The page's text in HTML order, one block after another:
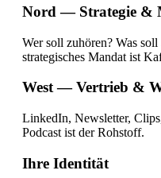
Nord — Strategie &
Wer soll zuhören? Was
strategisches Mandat ist
West — Vertrieb &
LinkedIn, Newsletter,
Podcast ist der Rohstoff.
Ihre Identität